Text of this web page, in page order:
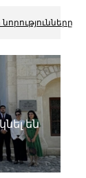
նորությունները
են